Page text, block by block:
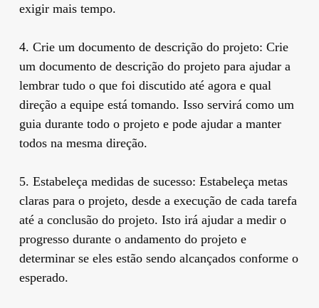
exigir mais tempo.
4. Crie um documento de descrição do projeto: Crie
um documento de descrição do projeto para ajudar a
lembrar tudo o que foi discutido até agora e qual
direção a equipe está tomando. Isso servirá como um
guia durante todo o projeto e pode ajudar a manter
todos na mesma direção.
5. Estabeleça medidas de sucesso: Estabeleça metas
claras para o projeto, desde a execução de cada tarefa
até a conclusão do projeto. Isto irá ajudar a medir o
progresso durante o andamento do projeto e
determinar se eles estão sendo alcançados conforme o
esperado.